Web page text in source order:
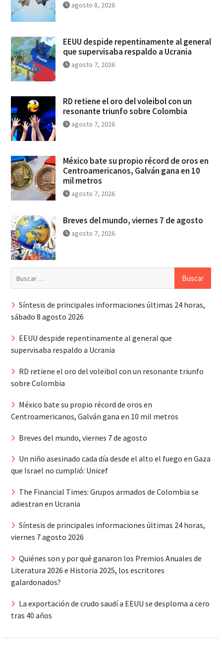
agosto 8, 2026
EEUU despide repentinamente al general
que supervisaba respaldo a Ucrania
agosto 7, 2026
RD retiene el oro del voleibol con un
resonante triunfo sobre Colombia
agosto 7, 2026
México bate su propio récord de oros en
Centroamericanos, Galván gana en 10
mil metros
agosto 7, 2026
Breves del mundo, viernes 7 de agosto
agosto 7, 2026
Síntesis de principales informaciones últimas 24 horas,
sábado 8 agosto 2026
EEUU despide repentinamente al general que
supervisaba respaldo a Ucrania
RD retiene el oro del voleibol con un resonante triunfo
sobre Colombia
México bate su propio récord de oros en
Centroamericanos, Galván gana en 10 mil metros
Breves del mundo, viernes 7 de agosto
Un niño asesinado cada día desde el alto el fuego en Gaza
que Israel no cumplió: Unicef
The Financial Times: Grupos armados de Colombia se
adiestran en Ucrania
Síntesis de principales informaciones últimas 24 horas,
viernes 7 agosto 2026
Quiénes son y por qué ganaron los Premios Anuales de
Literatura 2026 e Historia 2025, los escritores
galardonados?
La exportación de crudo saudí a EEUU se desploma a cero
tras 40 años